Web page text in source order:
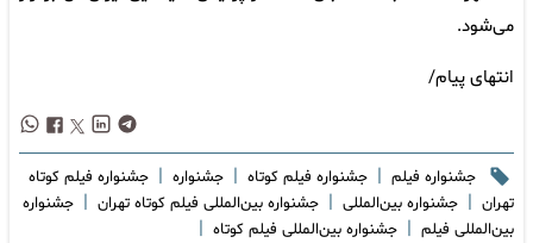
می‌شود.
انتهای پیام/
جشنواره فیلم | جشنواره فیلم کوتاه | جشنواره | جشنواره فیلم کوتاه
تهران | جشنواره بین‌المللی | جشنواره بین‌المللی فیلم کوتاه تهران | جشنواره
بین‌المللی فیلم | جشنواره بین‌المللی فیلم کوتاه |